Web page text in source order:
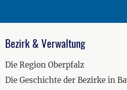
Bezirk & Verwaltung
Die Region Oberpfalz
Die Geschichte der Bezirke in